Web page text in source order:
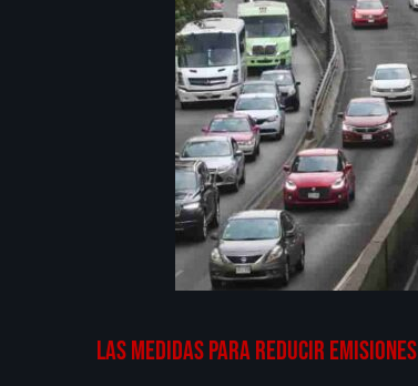
Las medidas para reducir emisiones